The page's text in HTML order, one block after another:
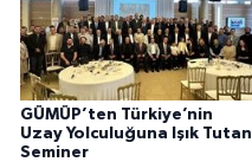
GÜMÜP’ten Türkiye’nin
Uzay Yolculuğuna Işık Tutan
Seminer